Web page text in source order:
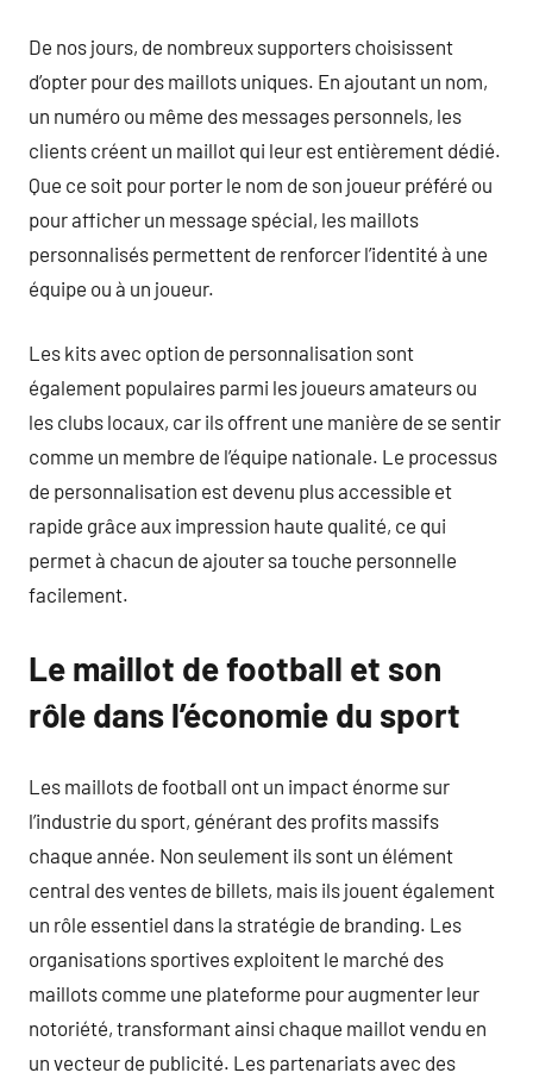
De nos jours, de nombreux supporters choisissent
d’opter pour des maillots uniques. En ajoutant un nom,
un numéro ou même des messages personnels, les
clients créent un maillot qui leur est entièrement dédié.
Que ce soit pour porter le nom de son joueur préféré ou
pour afficher un message spécial, les maillots
personnalisés permettent de renforcer l’identité à une
équipe ou à un joueur.
Les kits avec option de personnalisation sont
également populaires parmi les joueurs amateurs ou
les clubs locaux, car ils offrent une manière de se sentir
comme un membre de l’équipe nationale. Le processus
de personnalisation est devenu plus accessible et
rapide grâce aux impression haute qualité, ce qui
permet à chacun de ajouter sa touche personnelle
facilement.
Le maillot de football et son
rôle dans l’économie du sport
Les maillots de football ont un impact énorme sur
l’industrie du sport, générant des profits massifs
chaque année. Non seulement ils sont un élément
central des ventes de billets, mais ils jouent également
un rôle essentiel dans la stratégie de branding. Les
organisations sportives exploitent le marché des
maillots comme une plateforme pour augmenter leur
notoriété, transformant ainsi chaque maillot vendu en
un vecteur de publicité. Les partenariats avec des